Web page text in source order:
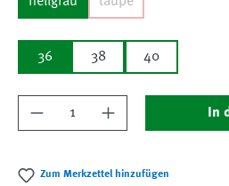
36 38 40
Produkt Anzahl: Gib In
Zum Merkzettel hinzufügen